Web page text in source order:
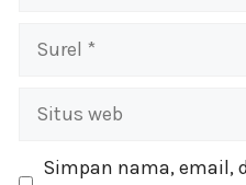
Surel
Situs
Simpan nama, email,